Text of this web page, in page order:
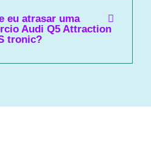
eu atrasar uma
Audi Q5 Attraction
tronic?